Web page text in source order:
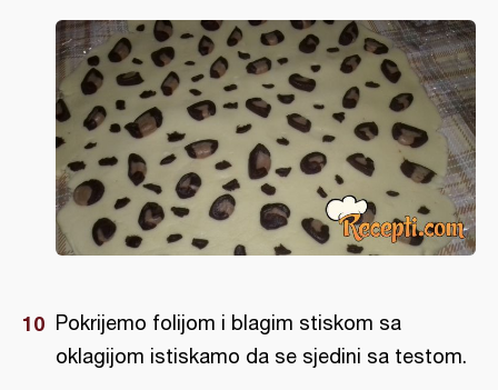
Pokrijemo folijom i blagim stiskom sa
oklagijom istiskamo da se sjedini sa testom.